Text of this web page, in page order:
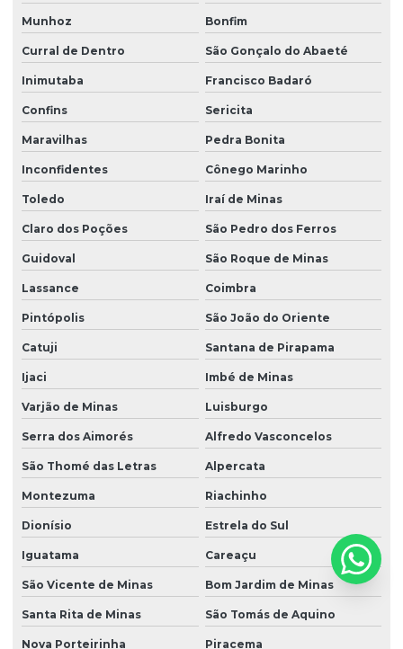
Munhoz Bonfim
Curral de Dentro São Gonçalo do Abaeté
Inimutaba Francisco Badaró
Confins Sericita
Maravilhas Pedra Bonita
Inconfidentes Cônego Marinho
Toledo Iraí de Minas
Claro dos Poções São Pedro dos Ferros
Guidoval São Roque de Minas
Lassance Coimbra
Pintópolis São João do Oriente
Catuji Santana de Pirapama
Ijaci Imbé de Minas
Varjão de Minas Luisburgo
Serra dos Aimorés Alfredo Vasconcelos
São Thomé das Letras Alpercata
Montezuma Riachinho
Dionísio Estrela do Sul
Iguatama Careaçu
São Vicente de Minas Bom Jardim de Minas
Santa Rita de Minas São Tomás de Aquino
Nova Porteirinha Piracema